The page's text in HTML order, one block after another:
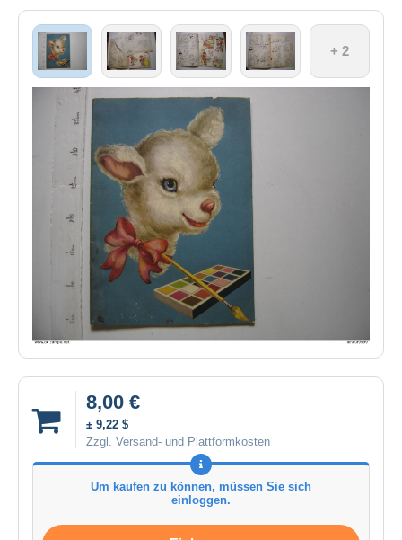
+ 2
8,00 €
± 9,22 $
Zzgl. Versand- und Plattformkosten
Um kaufen zu können, müssen Sie sich
einloggen.